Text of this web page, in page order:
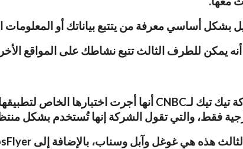
أساسي معرفة من يتتبع بياناتك أو المعلومات
يمكن للطرف الثالث تتبع نشاطك على المواقع
فقط، والتي تقول الشركة إنها تُستخدم بشكل